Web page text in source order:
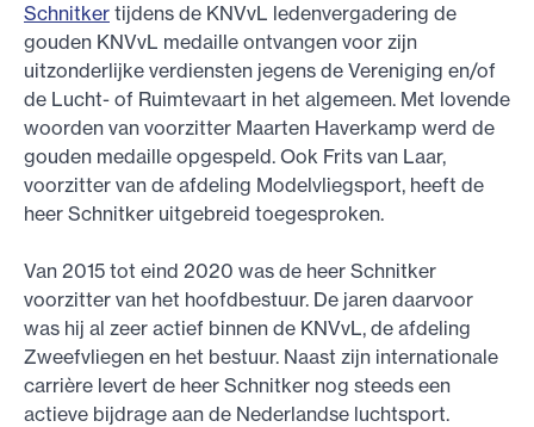
Schnitker tijdens de KNVvL ledenvergadering de
gouden KNVvL medaille ontvangen voor zijn
uitzonderlijke verdiensten jegens de Vereniging en/of
de Lucht- of Ruimtevaart in het algemeen. Met lovende
woorden van voorzitter Maarten Haverkamp werd de
gouden medaille opgespeld. Ook Frits van Laar,
voorzitter van de afdeling Modelvliegsport, heeft de
heer Schnitker uitgebreid toegesproken.
Van 2015 tot eind 2020 was de heer Schnitker
voorzitter van het hoofdbestuur. De jaren daarvoor
was hij al zeer actief binnen de KNVvL, de afdeling
Zweefvliegen en het bestuur. Naast zijn internationale
carrière levert de heer Schnitker nog steeds een
actieve bijdrage aan de Nederlandse luchtsport.